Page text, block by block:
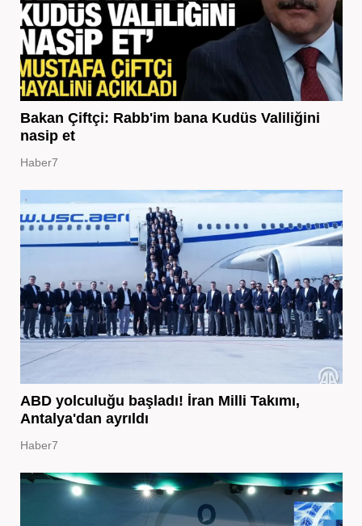
Bakan Çiftçi: Rabb'im bana Kudüs Valiliğini
nasip et
Haber7
ABD yolculuğu başladı! İran Milli Takımı,
Antalya'dan ayrıldı
Haber7